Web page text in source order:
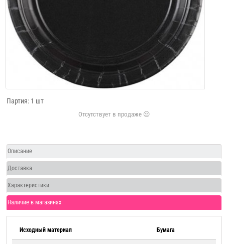
Партия: 1 шт
Описание
Доставка
Характеристики
Наличие в магазинах
Исходный материал Бумага